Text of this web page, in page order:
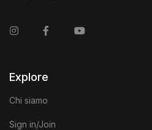
InstagramFacebookYou Tube
Explore
Chi siamo
Sign in/Join